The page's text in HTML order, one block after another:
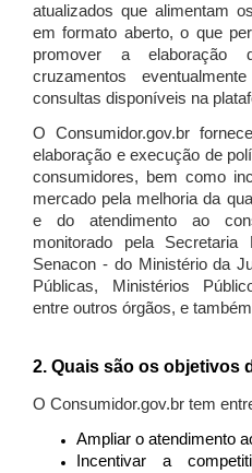
atualizados que alimentam
em formato aberto, o que
promover a elaboração
cruzamentos
consultas disponíveis na
O Consumidor.gov.br
elaboração e execução de
consumidores, bem como
mercado pela melhoria da
e do atendimento ao
monitorado pela
Senacon - do Ministério da
Públicas, Ministérios
entre outros órgãos, e
2. Quais são os objetivos
O Consumidor.gov.br tem
Ampliar o atendimento
Incentivar a